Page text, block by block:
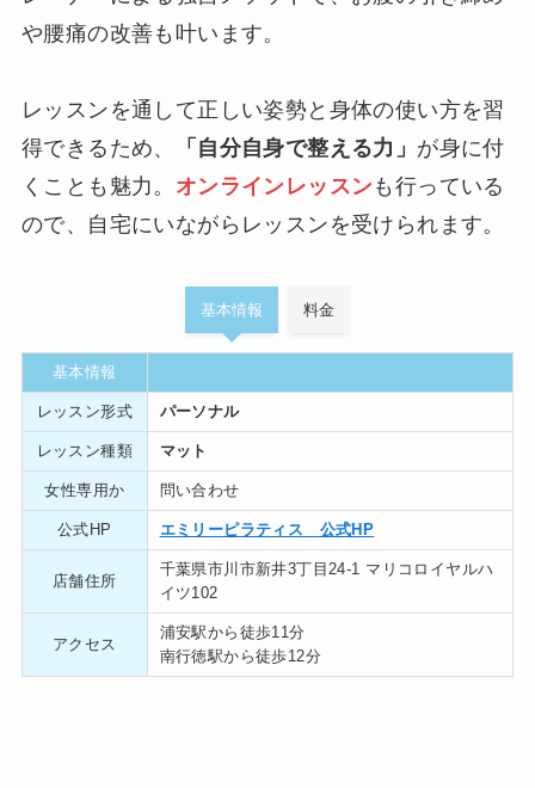
や腰痛の改善も叶います。
レッスンを通して正しい姿勢と身体の使い方を習
得できるため、
「自分自身で整える力」 が身に付
くことも魅力。 オンラインレッスン も行っている
ので、自宅にいながらレッスンを受けられます。
基本情報 料金
基本情報
レッスン形式 パーソナル
レッスン種類 マット
女性専用か 問い合わせ
公式HP エミリーピラティス 公式HP
店舗住所
千葉県市川市新井3丁目24-1 マリコロイヤルハ
イツ102
アクセス
浦安駅から徒歩11分
南行徳駅から徒歩12分